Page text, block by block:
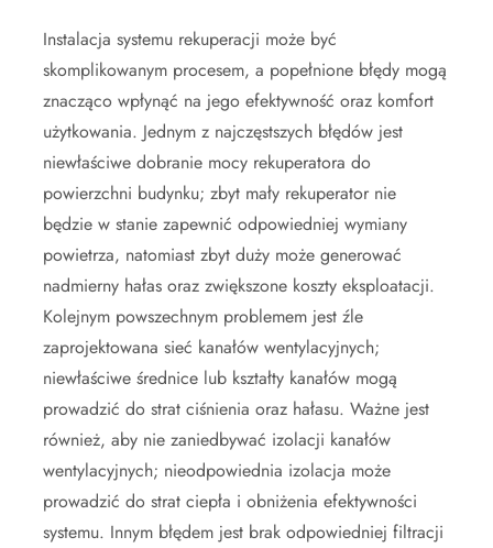
Instalacja systemu rekuperacji może być
skomplikowanym procesem, a popełnione błędy mogą
znacząco wpłynąć na jego efektywność oraz komfort
użytkowania. Jednym z najczęstszych błędów jest
niewłaściwe dobranie mocy rekuperatora do
powierzchni budynku; zbyt mały rekuperator nie
będzie w stanie zapewnić odpowiedniej wymiany
powietrza, natomiast zbyt duży może generować
nadmierny hałas oraz zwiększone koszty eksploatacji.
Kolejnym powszechnym problemem jest źle
zaprojektowana sieć kanałów wentylacyjnych;
niewłaściwe średnice lub kształty kanałów mogą
prowadzić do strat ciśnienia oraz hałasu. Ważne jest
również, aby nie zaniedbywać izolacji kanałów
wentylacyjnych; nieodpowiednia izolacja może
prowadzić do strat ciepła i obniżenia efektywności
systemu. Innym błędem jest brak odpowiedniej filtracji